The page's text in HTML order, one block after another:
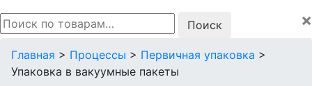
Искать:
×
Главная > Процессы > Первичная упаковка >
Упаковка в вакуумные пакеты